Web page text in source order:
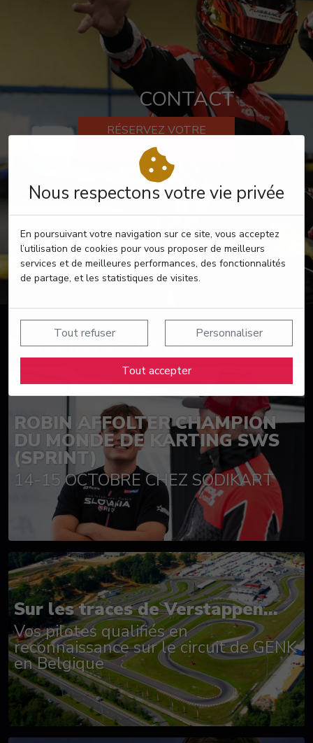
Nous respectons votre vie privée
En poursuivant votre navigation sur ce site, vous acceptez
l’utilisation de cookies pour vous proposer de meilleurs
services et de meilleures performances, des fonctionnalités
de partage, et les statistiques de visites.
Tout refuser Personnaliser
Tout accepter
CONTACT
RÉSERVEZ VOTRE
PASSAGE
Suivez nos actualités
ROBIN AFFOLTER CHAMPION
DU MONDE DE KARTING SWS
(SPRINT)
14-15 OCTOBRE CHEZ SODIKART
Sur les traces de Verstappen...
Vos pilotes qualifiés en
reconnaissance sur le circuit de GENK
en Belgique